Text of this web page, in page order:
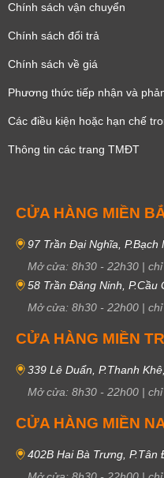
Chính sách vận chuyển
Chính sách đổi trả
Chính sách về giá
Phương thức tiếp nhận và
Các điều kiện hoặc hạn chế
Thông tin các trang TMĐT
CỬA HÀNG MIỀN
97 Trần Đại Nghĩa, P.Bạch
Mở cửa: 8h30 - 22h30 |
58 Trần Đăng Ninh, P.Cầu
Mở cửa: 8h30 - 22h00 |
CỬA HÀNG MIỀN
339 Lê Duẩn, P.Thanh
Mở cửa: 8h30 - 22h00 |
CỬA HÀNG MIỀN
402B Hai Bà Trưng, P.Tân